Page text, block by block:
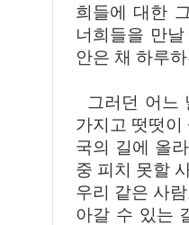
희들에 대한
너희들을 만
안은 채 하루
그러던 어느
가지고 떳떳이
국의 길에 올
중 피치 못할
우리 같은 사
아갈 수 있는